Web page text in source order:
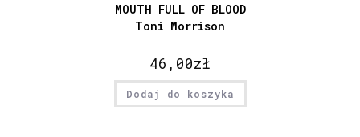
MOUTH FULL OF BLOOD
Toni Morrison
46,00zł
Dodaj do koszyka